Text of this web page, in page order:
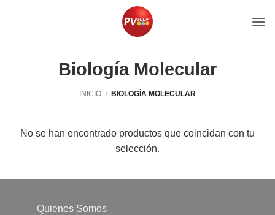
Biología Molecular
INICIO / BIOLOGÍA MOLECULAR
No se han encontrado productos que coincidan con tu
selección.
Quienes Somos